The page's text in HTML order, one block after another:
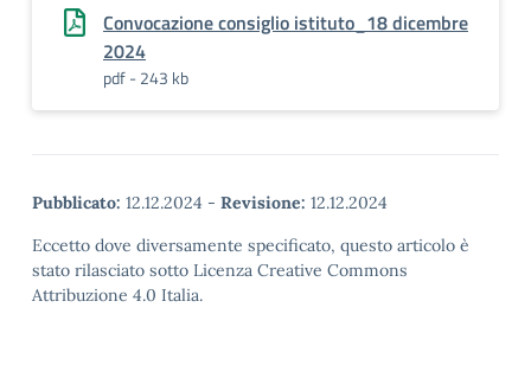
Convocazione consiglio istituto_18 dicembre
2024
pdf - 243 kb
Pubblicato: 12.12.2024 - Revisione: 12.12.2024
Eccetto dove diversamente specificato, questo articolo è
stato rilasciato sotto Licenza Creative Commons
Attribuzione 4.0 Italia.